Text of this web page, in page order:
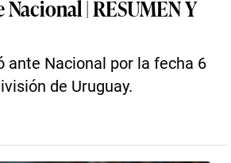
| RESUMEN Y
ante Nacional por la fecha 6
de Uruguay.